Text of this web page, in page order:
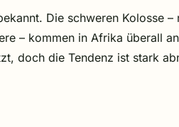
Die schweren Kolosse –
– kommen in Afrika überall
doch die Tendenz ist stark